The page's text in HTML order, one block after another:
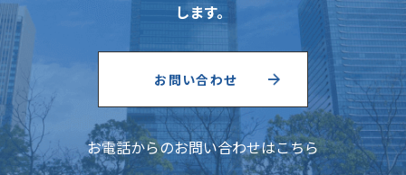
します。
お問い合わせ
お電話からのお問い合わせはこちら